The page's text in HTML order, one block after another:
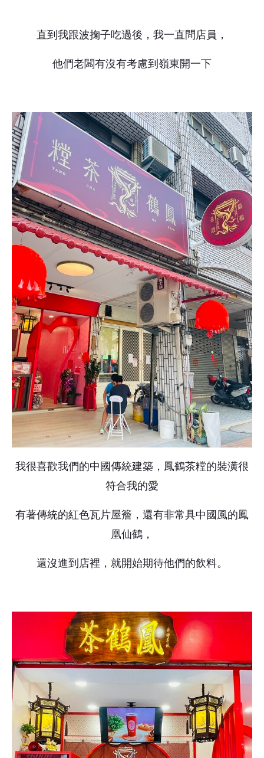
直到我跟波掬子吃過後，我一直問店員，
他們老闆有沒有考慮到嶺東開一下
我很喜歡我們的中國傳統建築，鳳鶴茶糛的裝潢很
符合我的愛
有著傳統的紅色瓦片屋簷，還有非常具中國風的鳳
凰仙鶴，
還沒進到店裡，就開始期待他們的飲料。